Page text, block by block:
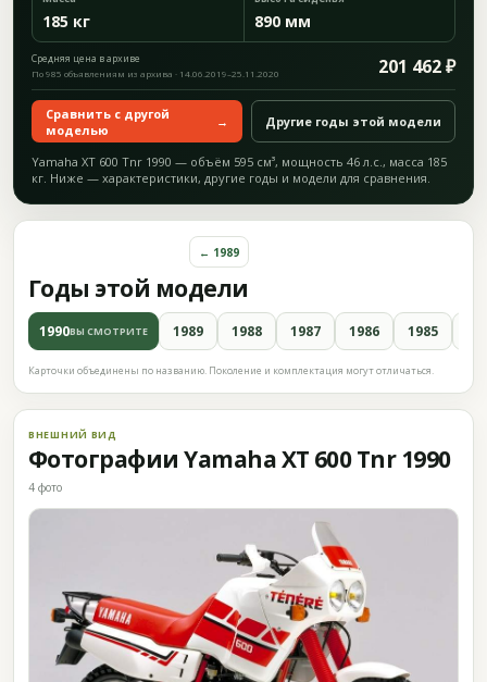
185 кг 890 мм
Средняя цена в архиве 201 462 ₽
По 985 объявлениям из архива · 14.06.2019–25.11.2020
Сравнить с другой
моделью
→ Другие годы этой модели
Yamaha XT 600 Tnr 1990 — объём 595 см³, мощность 46 л.с., масса 185
кг. Ниже — характеристики, другие годы и модели для сравнения.
Годы этой модели
← 1989
1990ВЫ СМОТРИТЕ 1989 1988 1987 1986 1985
Карточки объединены по названию. Поколение и комплектация могут отличаться.
ВНЕШНИЙ ВИД
Фотографии Yamaha XT 600 Tnr 1990
4 фото